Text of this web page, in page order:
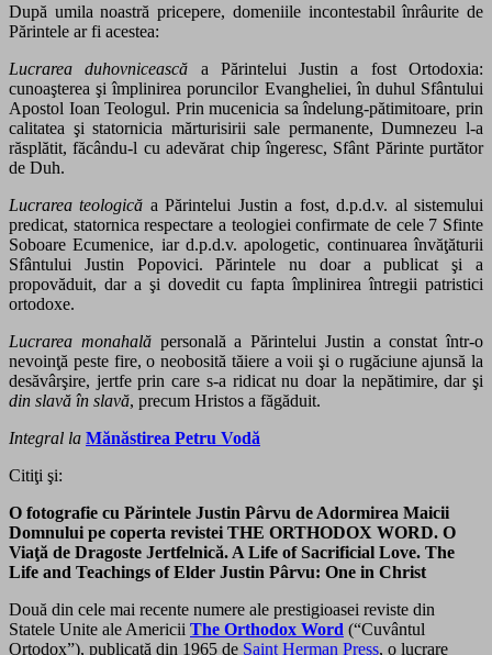
După umila noastră pricepere, domeniile incontestabil înrâurite de
Părintele ar fi acestea:
Lucrarea duhovnicească a Părintelui Justin a fost Ortodoxia:
cunoaşterea şi împlinirea poruncilor Evangheliei, în duhul Sfântului
Apostol Ioan Teologul. Prin mucenicia sa îndelung-pătimitoare, prin
calitatea şi statornicia mărturisirii sale permanente, Dumnezeu l-a
răsplătit, făcându-l cu adevărat chip îngeresc, Sfânt Părinte purtător
de Duh.
Lucrarea teologică a Părintelui Justin a fost, d.p.d.v. al sistemului
predicat, statornica respectare a teologiei confirmate de cele 7 Sfinte
Soboare Ecumenice, iar d.p.d.v. apologetic, continuarea învăţăturii
Sfântului Justin Popovici. Părintele nu doar a publicat şi a
propovăduit, dar a şi dovedit cu fapta împlinirea întregii patristici
ortodoxe.
Lucrarea monahalăpersonală a Părintelui Justin a constat într-o
nevoinţă peste fire, o neobosită tăiere a voii şi o rugăciune ajunsă la
desăvârşire, jertfe prin care s-a ridicat nu doar la nepătimire, dar şi
din slavă în slavă, precum Hristos a făgăduit.
Integral la Mănăstirea Petru Vodă
Citiţi şi:
O fotografie cu Părintele Justin Pârvu de Adormirea Maicii
Domnului pe coperta revistei THE ORTHODOX WORD. O
Viaţă de Dragoste Jertfelnică. A Life of Sacrificial Love. The
Life and Teachings of Elder Justin Pârvu: One in Christ
Două din cele mai recente numere ale prestigioasei reviste din
Statele Unite ale Americii The Orthodox Word (“Cuvântul
Ortodox”), publicată din 1965 de Saint Herman Press, o lucrare